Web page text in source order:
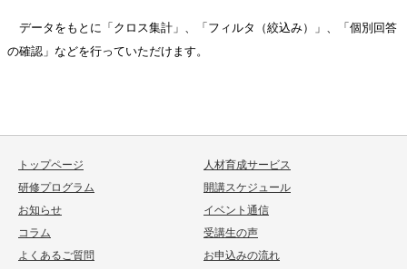
データをもとに「クロス集計」、「フィルタ（絞込み）」、「個別回答
の確認」などを行っていただけます。
トップページ
人材育成サービス
研修プログラム
開講スケジュール
お知らせ
イベント通信
コラム
受講生の声
よくあるご質問
お申込みの流れ